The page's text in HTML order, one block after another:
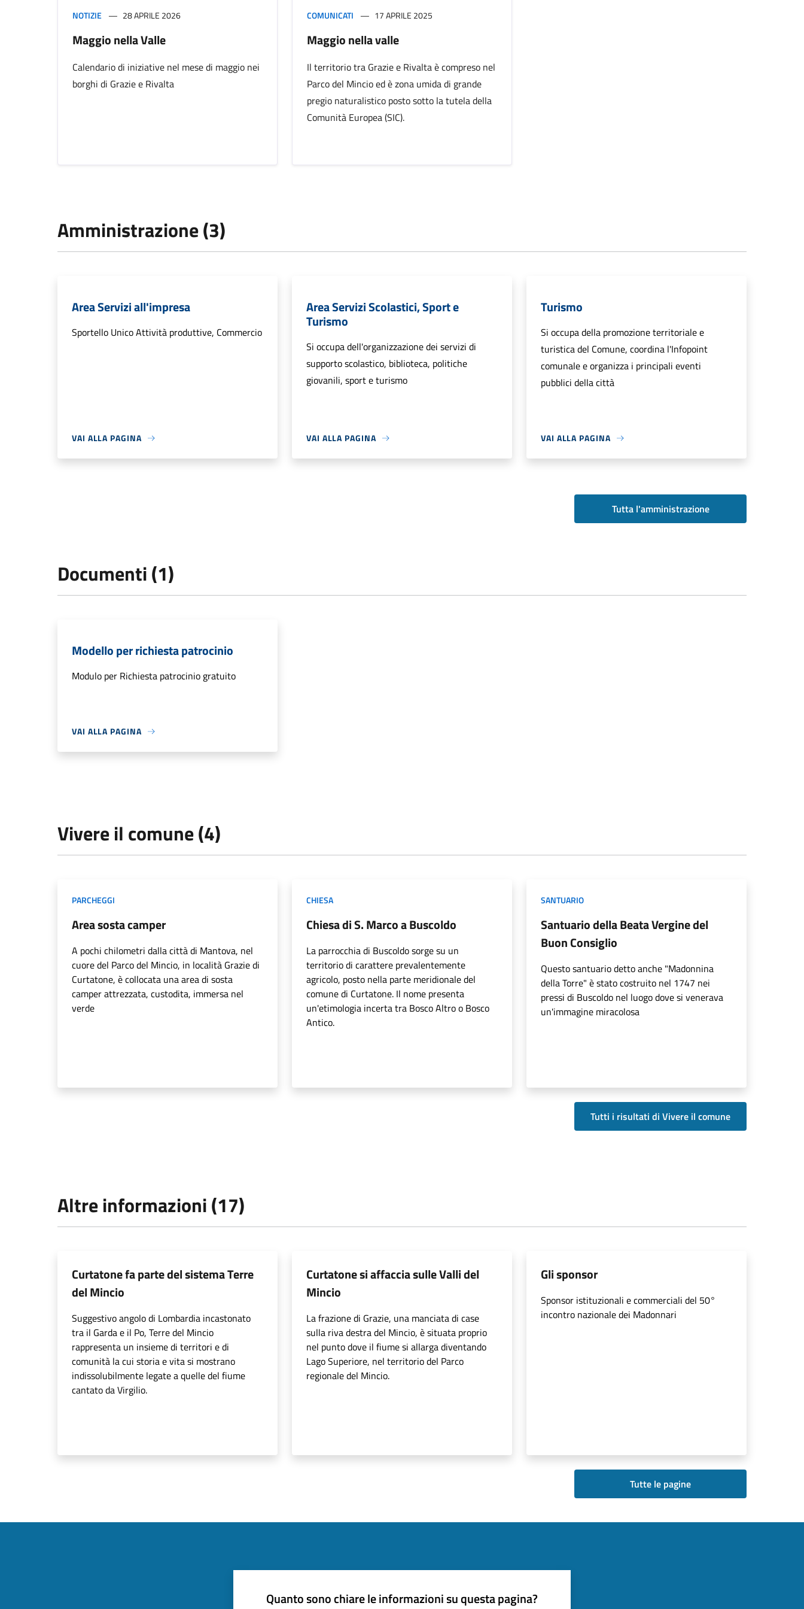
NOTIZIE 28 APRILE 2026
Maggio nella Valle
Calendario di iniziative nel mese di maggio nei
borghi di Grazie e Rivalta
COMUNICATI 17 APRILE 2025
Maggio nella valle
Il territorio tra Grazie e Rivalta è compreso nel
Parco del Mincio ed è zona umida di grande
pregio naturalistico posto sotto la tutela della
Comunità Europea (SIC).
Amministrazione (3)
Area Servizi all'impresa
Sportello Unico Attività produttive, Commercio
VAI ALLA PAGINA
Area Servizi Scolastici, Sport e
Turismo
Si occupa dell'organizzazione dei servizi di
supporto scolastico, biblioteca, politiche
giovanili, sport e turismo
VAI ALLA PAGINA
Turismo
Si occupa della promozione territoriale e
turistica del Comune, coordina l'Infopoint
comunale e organizza i principali eventi
pubblici della città
VAI ALLA PAGINA
Tutta l'amministrazione
Documenti (1)
Modello per richiesta patrocinio
Modulo per Richiesta patrocinio gratuito
VAI ALLA PAGINA
Vivere il comune (4)
PARCHEGGI
Area sosta camper
A pochi chilometri dalla città di Mantova, nel
cuore del Parco del Mincio, in località Grazie di
Curtatone, è collocata una area di sosta
camper attrezzata, custodita, immersa nel
verde
CHIESA
Chiesa di S. Marco a Buscoldo
La parrocchia di Buscoldo sorge su un
territorio di carattere prevalentemente
agricolo, posto nella parte meridionale del
comune di Curtatone. Il nome presenta
un'etimologia incerta tra Bosco Altro o Bosco
Antico.
SANTUARIO
Santuario della Beata Vergine del
Buon Consiglio
Questo santuario detto anche "Madonnina
della Torre" è stato costruito nel 1747 nei
pressi di Buscoldo nel luogo dove si venerava
un'immagine miracolosa
Tutti i risultati di Vivere il comune
Altre informazioni (17)
Curtatone fa parte del sistema Terre
del Mincio
Suggestivo angolo di Lombardia incastonato
tra il Garda e il Po, Terre del Mincio
rappresenta un insieme di territori e di
comunità la cui storia e vita si mostrano
indissolubilmente legate a quelle del fiume
cantato da Virgilio.
Curtatone si affaccia sulle Valli del
Mincio
La frazione di Grazie, una manciata di case
sulla riva destra del Mincio, è situata proprio
nel punto dove il fiume si allarga diventando
Lago Superiore, nel territorio del Parco
regionale del Mincio.
Gli sponsor
Sponsor istituzionali e commerciali del 50°
incontro nazionale dei Madonnari
Tutte le pagine
Quanto sono chiare le informazioni su questa pagina?